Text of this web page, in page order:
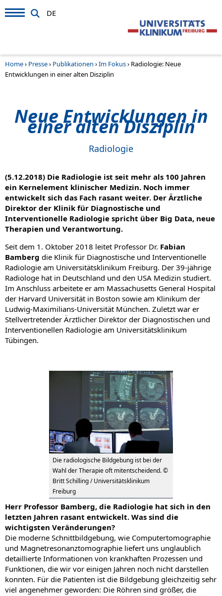
DE
Home› Presse› Publikationen ›Im Fokus› Radiologie: Neue
Entwicklungen in einer alten Disziplin
Neue Entwicklungen in
einer alten Disziplin
Radiologie
(5.12.2018) Die Radiologie ist seit mehr als 100 Jahren
ein Kernelement klinischer Medizin. Noch immer
entwickelt sich das Fach rasant weiter. Der Ärztliche
Direktor der Klinik für Diagnostische und
Interventionelle Radiologie spricht über Big Data, neue
Therapien und Verantwortung.
Seit dem 1. Oktober 2018 leitet Professor Dr. Fabian
Bamberg die Klinik für Diagnostische und Interventionelle
Radiologie am Universitätsklinikum Freiburg. Der 39-jährige
Radiologe hat in Deutschland und den USA Medizin studiert.
Im Anschluss arbeitete er am Massachusetts General Hospital
der Harvard Universität in Boston sowie am Klinikum der
Ludwig-Maximilians-Universität München. Zuletzt war er
Stellvertretender Ärztlicher Direktor der Diagnostischen und
Interventionellen Radiologie am Universitätsklinikum
Tübingen.
Die radiologische Bildgebung ist bei der
Wahl der Therapie oft mitentscheidend. ©
Britt Schilling / Universitätsklinikum
Freiburg
Herr Professor Bamberg, die Radiologie hat sich in den
letzten Jahren rasant entwickelt. Was sind die
wichtigsten Veränderungen?
Die moderne Schnittbildgebung, wie Computertomographie
und Magnetresonanztomographie liefert uns unglaublich
detaillierte Informationen von krankhaften Prozessen und
Funktionen, die wir vor einigen Jahren noch nicht darstellen
konnten. Für die Patienten ist die Bildgebung gleichzeitig sehr
viel angenehmer geworden: Die Röhren sind größer, die